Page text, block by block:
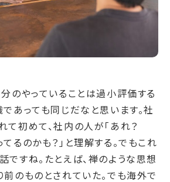
分のやっていることは過小評価する
あっても同じだなと思います。社
て初めて、社内の人が「あれ？
るのかも？」と理解する。でもこれ
ですね。たとえば、禅のような思想
前のものとされていた。でも海外で